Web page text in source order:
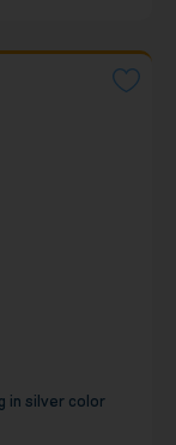
in silver color